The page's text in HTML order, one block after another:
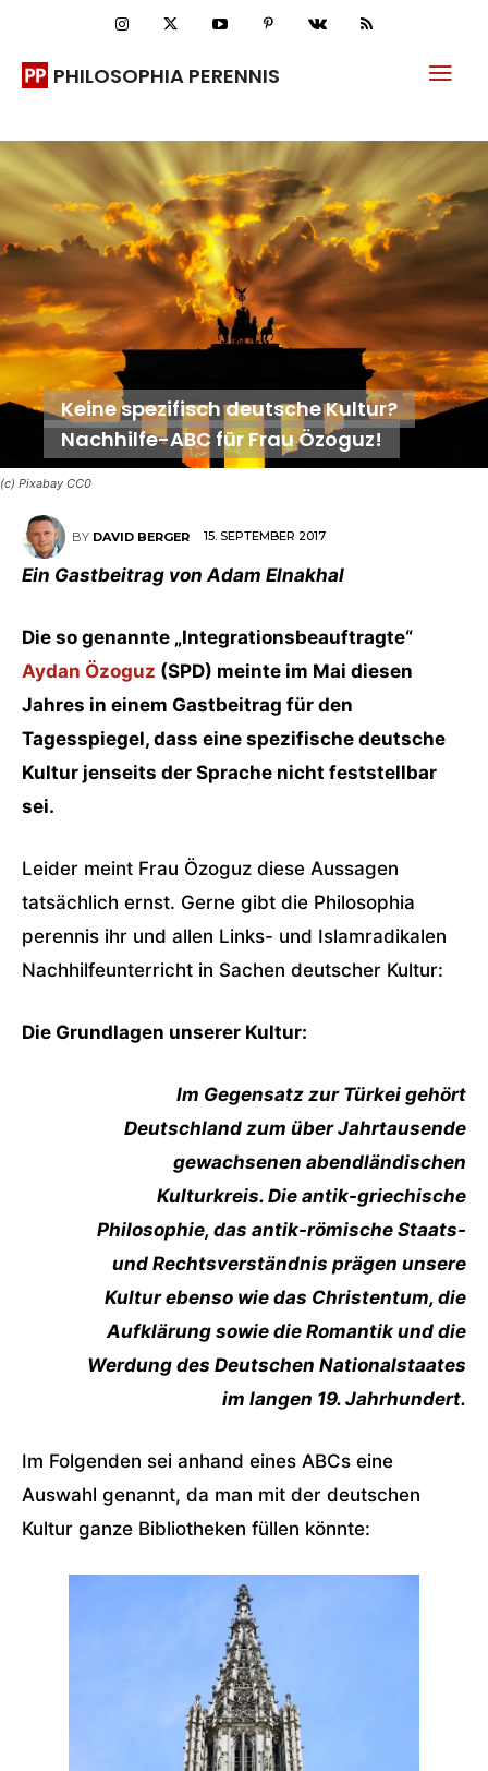
PHILOSOPHIA PERENNIS
(c) Pixabay CC0
Keine spezifisch deutsche Kultur?
Nachhilfe-ABC für Frau Özoguz!
BY DAVID BERGER 15. SEPTEMBER 2017
Ein Gastbeitrag von Adam Elnakhal
Die so genannte „Integrationsbeauftragte“
Aydan Özoguz (SPD) meinte im Mai diesen
Jahres in einem Gastbeitrag für den
Tagesspiegel, dass eine spezifische deutsche
Kultur jenseits der Sprache nicht feststellbar
sei.
Leider meint Frau Özoguz diese Aussagen
tatsächlich ernst. Gerne gibt die Philosophia
perennis ihr und allen Links- und Islamradikalen
Nachhilfeunterricht in Sachen deutscher Kultur:
Die Grundlagen unserer Kultur:
Im Gegensatz zur Türkei gehört
Deutschland zum über Jahrtausende
gewachsenen abendländischen
Kulturkreis. Die antik-griechische
Philosophie, das antik-römische Staats-
und Rechtsverständnis prägen unsere
Kultur ebenso wie das Christentum, die
Aufklärung sowie die Romantik und die
Werdung des Deutschen Nationalstaates
im langen 19. Jahrhundert.
Im Folgenden sei anhand eines ABCs eine
Auswahl genannt, da man mit der deutschen
Kultur ganze Bibliotheken füllen könnte: